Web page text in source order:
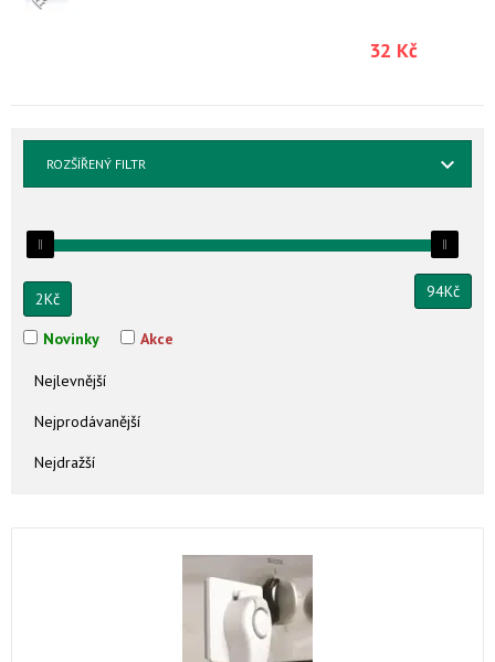
32 Kč
ROZŠÍŘENÝ FILTR
2Kč 94Kč
Novinky Akce
Nejlevnější
Nejprodávanější
Nejdražší